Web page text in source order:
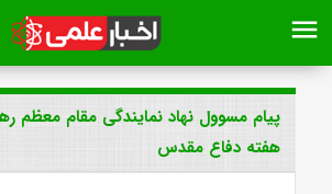
menu
پیام مسوول نهاد نمایندگی مقام معظم
هفته دفاع مقدس